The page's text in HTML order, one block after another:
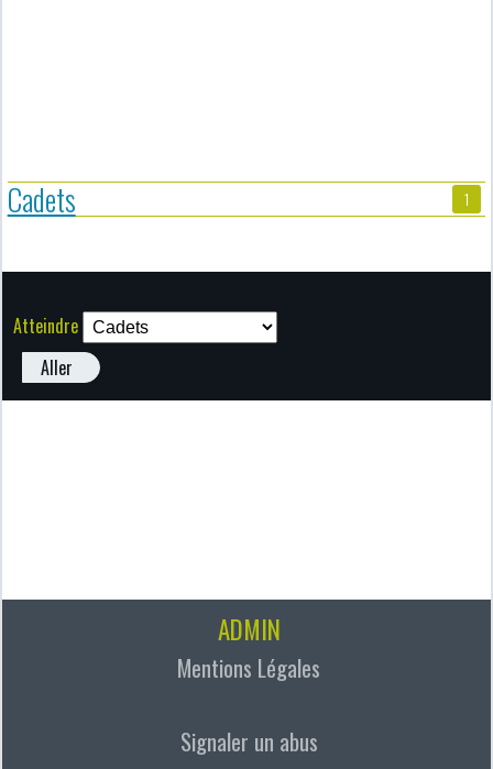
Cadets 1
Atteindre
Aller
ADMIN
Mentions Légales
Signaler un abus